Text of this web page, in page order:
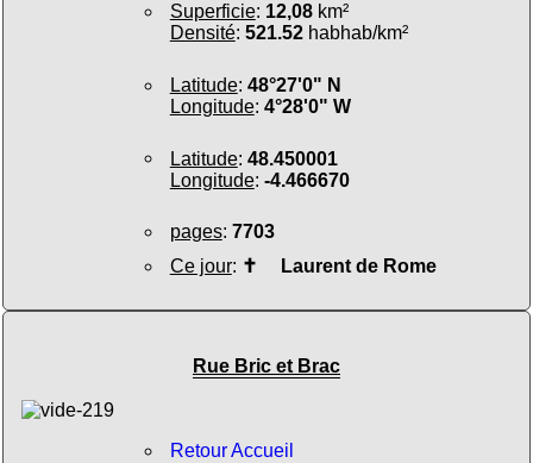
Superficie: 12,08km²
Densité: 521.52habhab/km²
Latitude: 48°27'0" N
Longitude: 4°28'0" W
Latitude: 48.450001
Longitude: -4.466670
pages: 7703
Ce jour: ✝ Laurent de Rome
Rue Bric et Brac
Retour Accueil